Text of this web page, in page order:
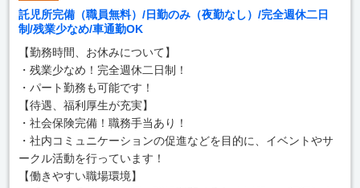
託児所完備（職員無料）/日勤のみ（夜勤なし）/完全週休二日
制/残業少なめ/車通勤OK
【勤務時間、お休みについて】
・残業少なめ！完全週休二日制！
・パート勤務も可能です！
【待遇、福利厚生が充実】
・社会保険完備！職務手当あり！
・社内コミュニケーションの促進などを目的に、イベントやサ
ークル活動を行っています！
【働きやすい職場環境】